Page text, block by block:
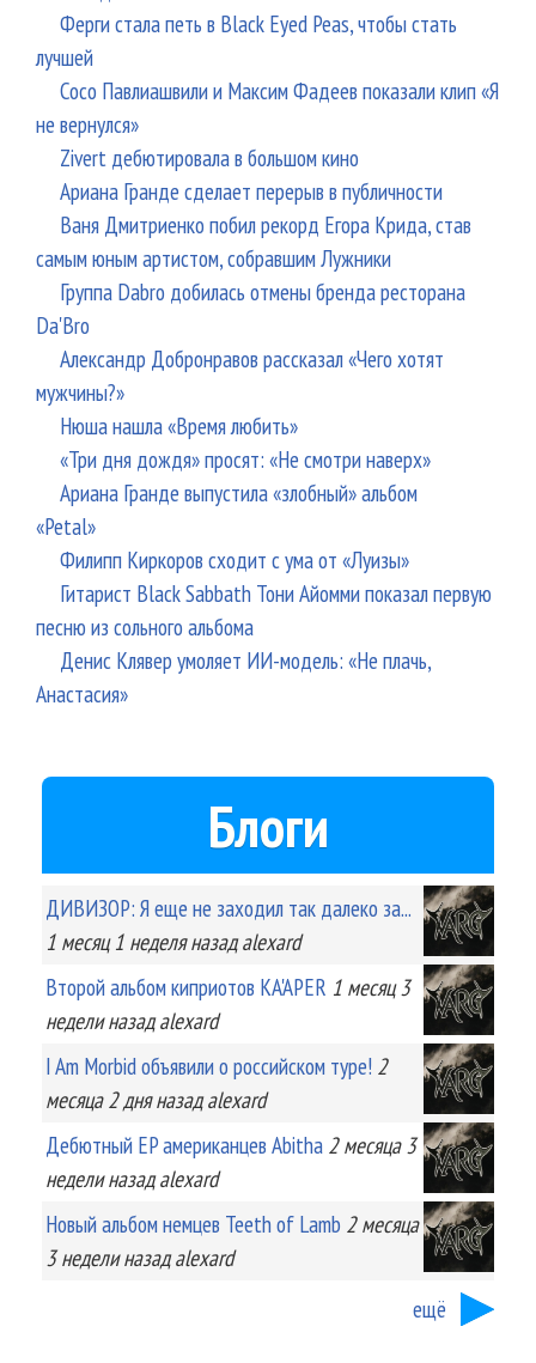
Ферги стала петь в Black Eyed Peas, чтобы стать
лучшей
Сосо Павлиашвили и Максим Фадеев показали клип «Я
не вернулся»
Zivert дебютировала в большом кино
Ариана Гранде сделает перерыв в публичности
Ваня Дмитриенко побил рекорд Егора Крида, став
самым юным артистом, собравшим Лужники
Группа Dabro добилась отмены бренда ресторана
Da'Bro
Александр Добронравов рассказал «Чего хотят
мужчины?»
Нюша нашла «Время любить»
«Три дня дождя» просят: «Не смотри наверх»
Ариана Гранде выпустила «злобный» альбом
«Petal»
Филипп Киркоров сходит с ума от «Луизы»
Гитарист Black Sabbath Тони Айомми показал первую
песню из сольного альбома
Денис Клявер умоляет ИИ-модель: «Не плачь,
Анастасия»
Блоги
ДИВИЗОР: Я еще не заходил так далеко за...
1 месяц 1 неделяназад alexard
Второй альбом киприотов KA'APER 1 месяц 3
неделиназад alexard
I Am Morbid объявили о российском туре! 2
месяца 2 дняназад alexard
Дебютный EP американцев Abitha 2 месяца 3
неделиназад alexard
Новый альбом немцев Teeth of Lamb 2 месяца
3 неделиназад alexard
ещё